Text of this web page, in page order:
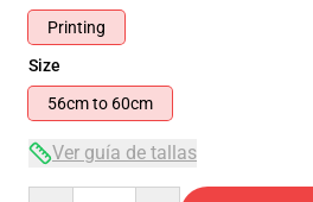
Printing
Size
56cm to 60cm
Ver guía de tallas